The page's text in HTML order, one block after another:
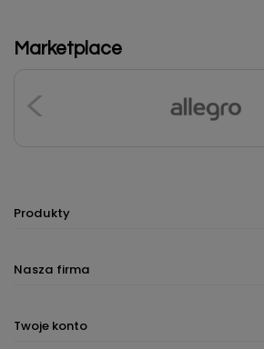
Marketplace
Produkty
Nasza firma
Twoje konto